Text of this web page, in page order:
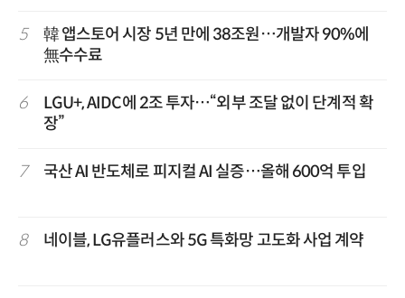
5
韓 앱스토어 시장 5년 만에 38조원…개발자 90%에
無수수료
6
LGU+, AIDC에 2조 투자…“외부 조달 없이 단계적 확
장”
7 국산 AI 반도체로 피지컬 AI 실증…올해 600억 투입
8 네이블, LG유플러스와 5G 특화망 고도화 사업 계약